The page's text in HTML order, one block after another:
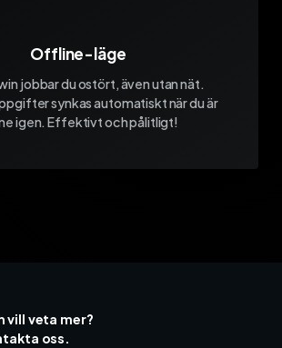
Offline-läge
jobbar du ostört, även utan nät.
synkas automatiskt när du är
igen. Effektivt och pålitligt!
vill veta mer?
oss.